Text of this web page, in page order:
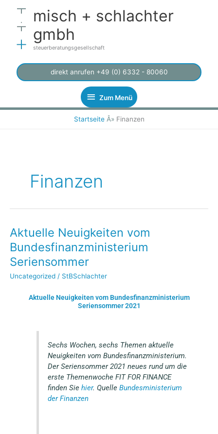
springen
misch + schlachter
gmbh
steuerberatungsgesellschaft
Zum Menü
direkt anrufen +49 (0) 6332 - 80060
StartseiteÂ» Finanzen
Finanzen
Aktuelle Neuigkeiten vom
Bundesfinanzministerium
Seriensommer
Uncategorized / StBSchlachter
Aktuelle Neuigkeiten vom Bundesfinanzministerium
Seriensommer 2021
Sechs Wochen, sechs Themen aktuelle
Neuigkeiten vom Bundesfinanzministerium.
Der Seriensommer 2021 neues rund um die
erste Themenwoche FIT FOR FINANCE
finden Siehier. QuelleBundesministerium
der Finanzen
Aktuelle
Neuigkeiten
vom
Bundesfinanzministerium
Seriensommer